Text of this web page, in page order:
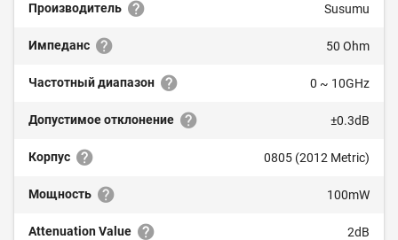
Производитель Susumu
Импеданс 50 Ohm
Частотный диапазон 0 ~ 10GHz
Допустимое отклонение ±0.3dB
Корпус 0805 (2012 Metric)
Мощность 100mW
Attenuation Value 2dB